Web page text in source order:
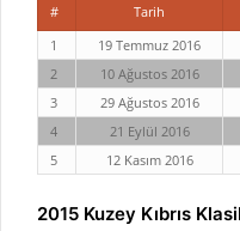
# Tarih
1
19 Temmuz 2016
2
10 Ağustos 2016
3
29 Ağustos 2016
4
21 Eylül 2016
5
12 Kasım 2016
2015 Kuzey Kıbrıs